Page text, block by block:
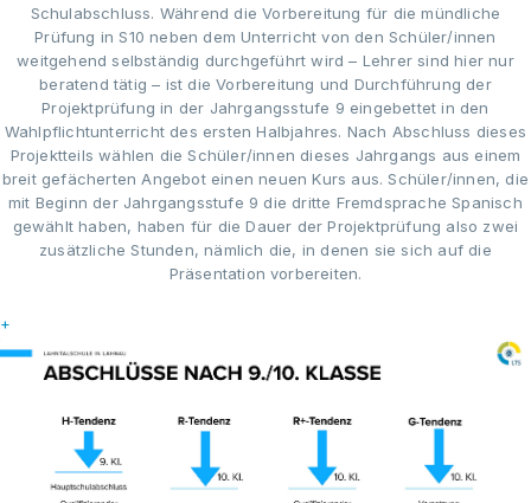
Schulabschluss. Während die Vorbereitung für die mündliche
Prüfung in S10 neben dem Unterricht von den Schüler/innen
weitgehend selbständig durchgeführt wird – Lehrer sind hier nur
beratend tätig – ist die Vorbereitung und Durchführung der
Projektprüfung in der Jahrgangsstufe 9 eingebettet in den
Wahlpflichtunterricht des ersten Halbjahres. Nach Abschluss dieses
Projektteils wählen die Schüler/innen dieses Jahrgangs aus einem
breit gefächerten Angebot einen neuen Kurs aus. Schüler/innen, die
mit Beginn der Jahrgangsstufe 9 die dritte Fremdsprache Spanisch
gewählt haben, haben für die Dauer der Projektprüfung also zwei
zusätzliche Stunden, nämlich die, in denen sie sich auf die
Präsentation vorbereiten.
+